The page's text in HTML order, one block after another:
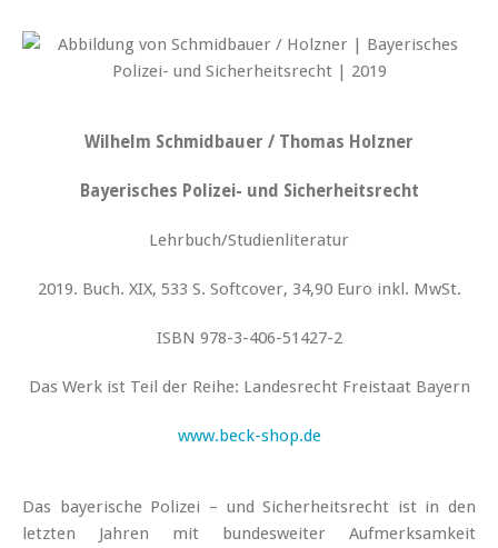
Wilhelm Schmidbauer / Thomas Holzner
Bayerisches Polizei- und Sicherheitsrecht
Lehrbuch/Studienliteratur
2019. Buch. XIX, 533 S. Softcover, 34,90 Euro inkl. MwSt.
ISBN 978-3-406-51427-2
Das Werk ist Teil der Reihe: Landesrecht Freistaat Bayern
www.beck-shop.de
Das bayerische Polizei – und Sicherheitsrecht ist in den
letzten Jahren mit bundesweiter Aufmerksamkeit